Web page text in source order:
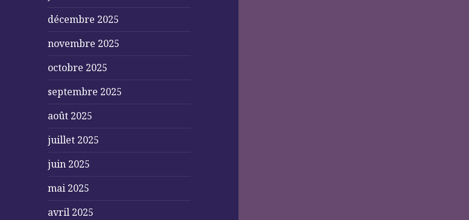
décembre 2025
novembre 2025
octobre 2025
septembre 2025
août 2025
juillet 2025
juin 2025
mai 2025
avril 2025